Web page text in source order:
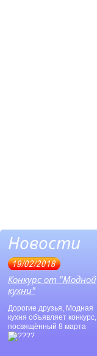
Новости
19/02/2018
Конкурс от "Модной
кухни"
Дорогие друзья, Модная
кухня объявляет конкурс,
посвящённый 8 марта